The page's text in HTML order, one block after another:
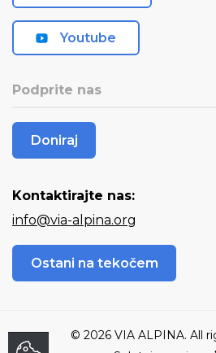
Youtube
Podprite nas
Doniraj
Kontaktirajte nas:
info@via-alpina.org
Ostani na tekočem
© 2026 VIA ALPINA. All